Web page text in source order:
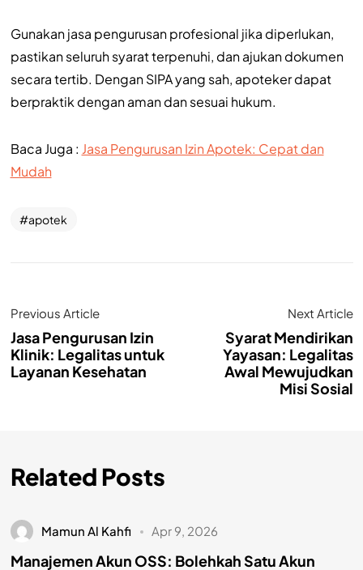
Gunakan jasa pengurusan profesional jika diperlukan,
pastikan seluruh syarat terpenuhi, dan ajukan dokumen
secara tertib. Dengan SIPA yang sah, apoteker dapat
berpraktik dengan aman dan sesuai hukum.
Baca Juga : Jasa Pengurusan Izin Apotek: Cepat dan
Mudah
apotek
Previous Article
Jasa Pengurusan Izin
Klinik: Legalitas untuk
Layanan Kesehatan
Next Article
Syarat Mendirikan
Yayasan: Legalitas
Awal Mewujudkan
Misi Sosial
Related Posts
Mamun Al Kahfi Apr 9, 2026
Manajemen Akun OSS: Bolehkah Satu Akun